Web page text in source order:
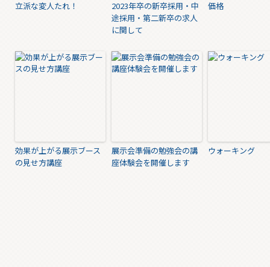
立派な変人たれ！
2023年卒の新卒採用・中
途採用・第二新卒の求人
に関して
価格
効果が上がる展示ブース
の見せ方講座
展示会準備の勉強会の講
座体験会を開催します
ウォーキング